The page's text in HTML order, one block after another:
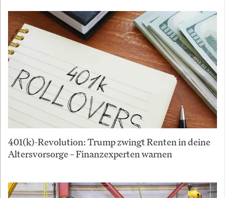
401(k)-Revolution: Trump zwingt Renten in deine
Altersvorsorge – Finanzexperten warnen